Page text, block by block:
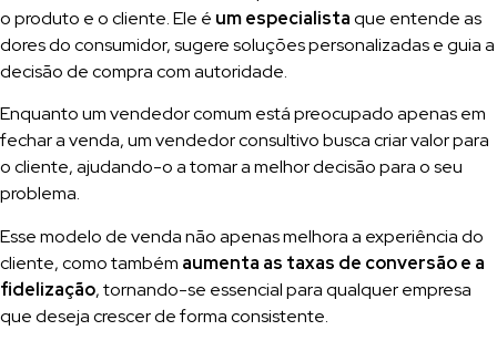
o produto e o cliente. Ele é um especialistaque entende as
dores do consumidor, sugere soluções personalizadas e guia a
decisão de compra com autoridade.
Enquanto um vendedor comum está preocupado apenas em
fechar a venda, um vendedor consultivo busca criar valor para
o cliente, ajudando-o a tomar a melhor decisão para o seu
problema.
Esse modelo de venda não apenas melhora a experiência do
cliente, como também aumenta as taxas de conversão e a
fidelização, tornando-se essencial para qualquer empresa
que deseja crescer de forma consistente.